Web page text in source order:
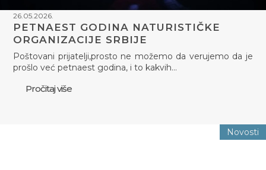
26.05.2026.
PETNAEST GODINA NATURISTIČKE
ORGANIZACIJE SRBIJE
Poštovani prijatelji,prosto ne možemo da verujemo da je
prošlo već petnaest godina, i to kakvih…
Pročitaj više
Novosti